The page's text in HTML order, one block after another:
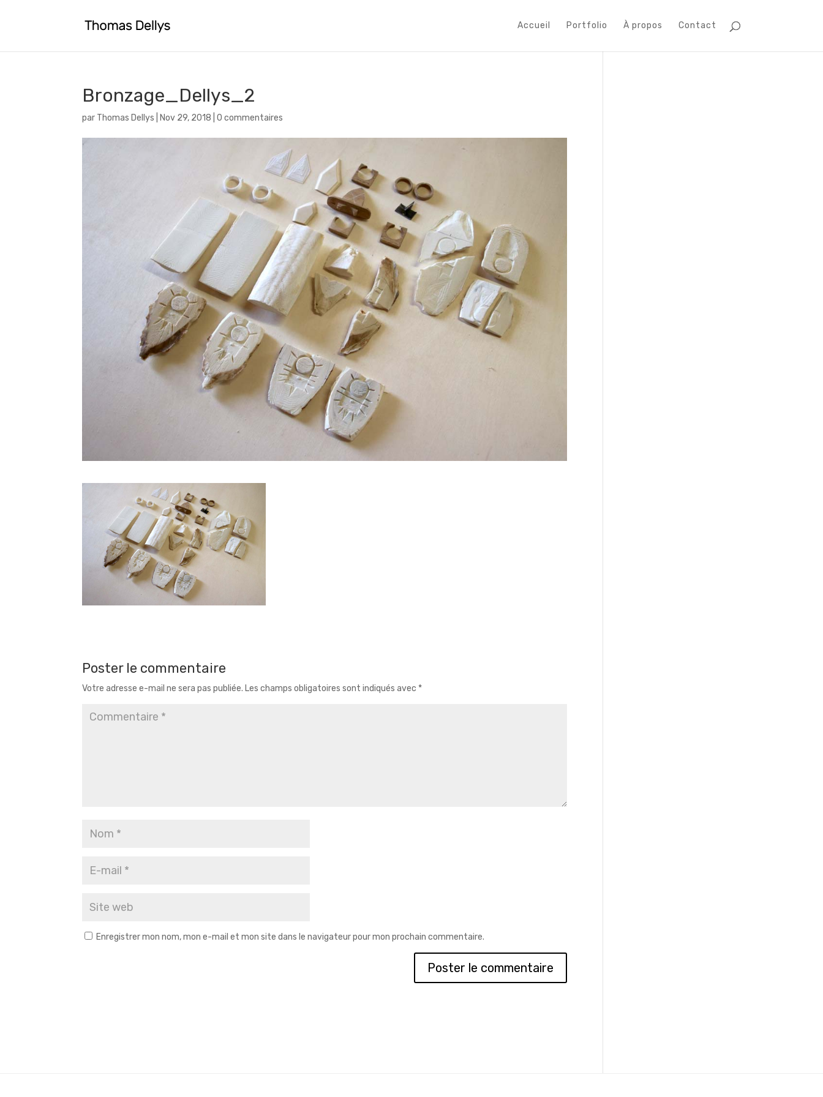
Accueil Portfolio À propos Contact
Bronzage_Dellys_2
par Thomas Dellys Nov 29, 2018 |0 commentaires
Poster le commentaire
Votre adresse e-mail ne sera pas publiée. Les champs obligatoires sont indiqués avec *
Enregistrer mon nom, mon e-mail et mon site dans le navigateur pour mon prochain commentaire.